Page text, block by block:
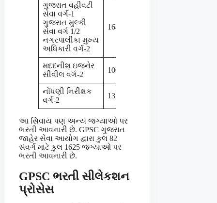
ગુજરાત વહીવટી
સેવા વર્ગ-1
ગુજરાત મુલ્કી
સેવા વર્ગ 1/2
નગરપાલીકા મુખ્ય
અધિકારી વર્ગ-2
164
મદદનીશ ઇજનેર
સીવીલ વર્ગ-2
100
નોંધણી નિરીક્ષક
વર્ગ-2
13
આ સિવાય પણ અન્ય જગ્યાઓ પર
ભરતી આવનારી છે. GPSC ગુજરાત
જાહેર સેવા આયોગ દ્વારા કુલ 82
સંવર્ગ માટે કુલ 1625 જગ્યાઓ પર
ભરતી આવનારી છે.
GPSC ભરતી સીલેકશન
પ્રોસેસ